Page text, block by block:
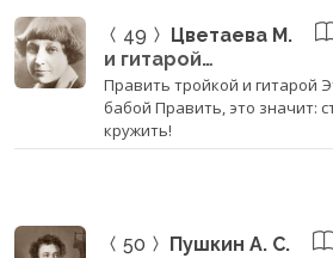
49 Цветаева М.
и гитарой…
Править тройкой и гитарой
бабой Править, это значит:
кружить!
50 Пушкин А. С.